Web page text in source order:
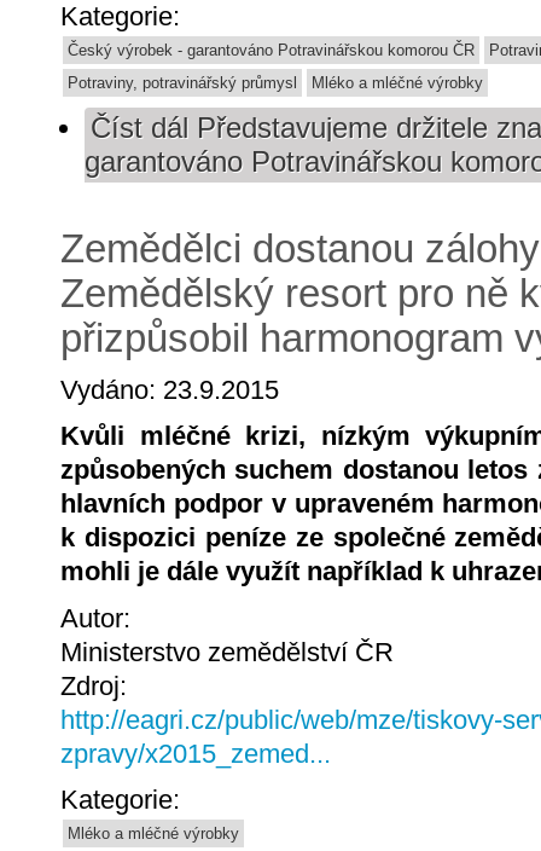
Kategorie:
Český výrobek - garantováno Potravinářskou komorou ČR
Potraviny, potravinářský průmysl
Mléko a mléčné výrobky
Číst dál Představujeme držitele
garantováno Potravinářskou
Zemědělci dostanou
Zemědělský resort pro ně
přizpůsobil harmonogram
Vydáno: 23.9.2015
Kvůli mléčné krizi, nízkým
způsobených suchem dostanou
hlavních podpor v upraveném
k dispozici peníze ze společné
mohli je dále využít například k
Autor:
Ministerstvo zemědělství ČR
Zdroj:
http://eagri.cz/public/web/mze/tiskovy-
zpravy/x2015_zemed...
Kategorie:
Mléko a mléčné výrobky